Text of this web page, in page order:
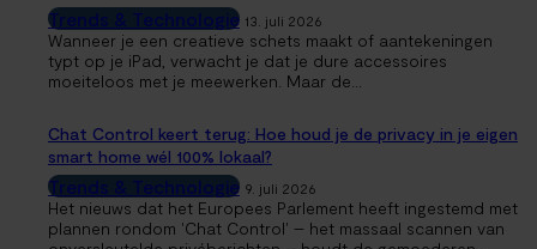
Trends & Technologie 13. juli 2026
Wanneer je een creatieve schets maakt of aantekeningen
typt op je iPad, verwacht je dat je dure accessoires
moeiteloos met je meewerken. Maar de...
Chat Control keert terug: Hoe houd je de privacy in je eigen
smart home wél 100% lokaal?
Trends & Technologie 9. juli 2026
Het nieuws dat het Europees Parlement heeft ingestemd met
plannen rondom 'Chat Control' – het massaal scannen van